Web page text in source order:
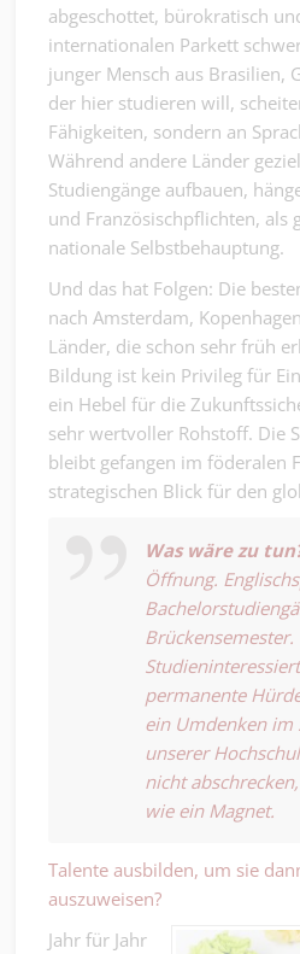
abgeschottet, bürokratisch
internationalen Parkett
junger Mensch aus Brasilien,
der hier studieren will,
Fähigkeiten, sondern an
Während andere Länder
Studiengänge aufbauen,
und Französischpflichten, als
nationale Selbstbehauptung.
Und das hat Folgen: Die
nach Amsterdam,
Länder, die schon sehr früh
Bildung ist kein Privileg für
ein Hebel für die
sehr wertvoller Rohstoff. Die
bleibt gefangen im föderalen
strategischen Blick für den
Was wäre zu
Öffnung.
Brückensemester.
permanente
ein Umdenken im
unserer
nicht
wie ein Magnet.
Talente ausbilden, um sie
auszuweisen?
Jahr für Jahr